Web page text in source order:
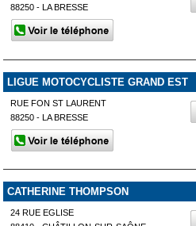
88250 - LA BRESSE
LIGUE MOTOCYCLISTE GRAND EST
RUE FON ST LAURENT
88250 - LA BRESSE
CATHERINE THOMPSON
24 RUE EGLISE